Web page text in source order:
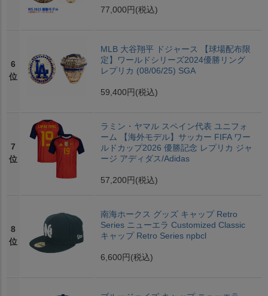
77,000円 (税込)
6
位
MLB 大谷翔平 ドジャース 【球場配布限
定】ワールドシリーズ2024優勝リング
レプリカ (08/06/25) SGA
59,400円 (税込)
7
位
ラミン・ヤマル スペイン代表 ユニフォ
ーム 【海外モデル】サッカー FIFA ワー
ルドカップ2026 優勝記念 レプリカ ジャ
ージ アディダス/Adidas
57,200円 (税込)
8
位
南海ホークス グッズ キャップ Retro
Series ニューエラ Customized Classic
キャップ Retro Series npbcl
6,600円 (税込)